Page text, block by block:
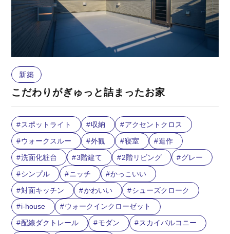
新築
こだわりがぎゅっと詰まったお家
スポットライト 収納
アクセントクロス
ウォークスルー
外観 寝室
造作
洗面化粧台
3階建て 2階リビング
グレー
シンプル
ニッチ
かっこいい
対面キッチン
かわいい
シューズクローク
i-house
ウォークインクローゼット
配線ダクトレール
モダン
スカイバルコニー